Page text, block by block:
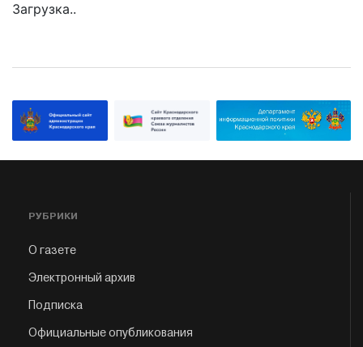
Загрузка..
РУБРИКИ
О газете
Электронный архив
Подписка
Официальные опубликования